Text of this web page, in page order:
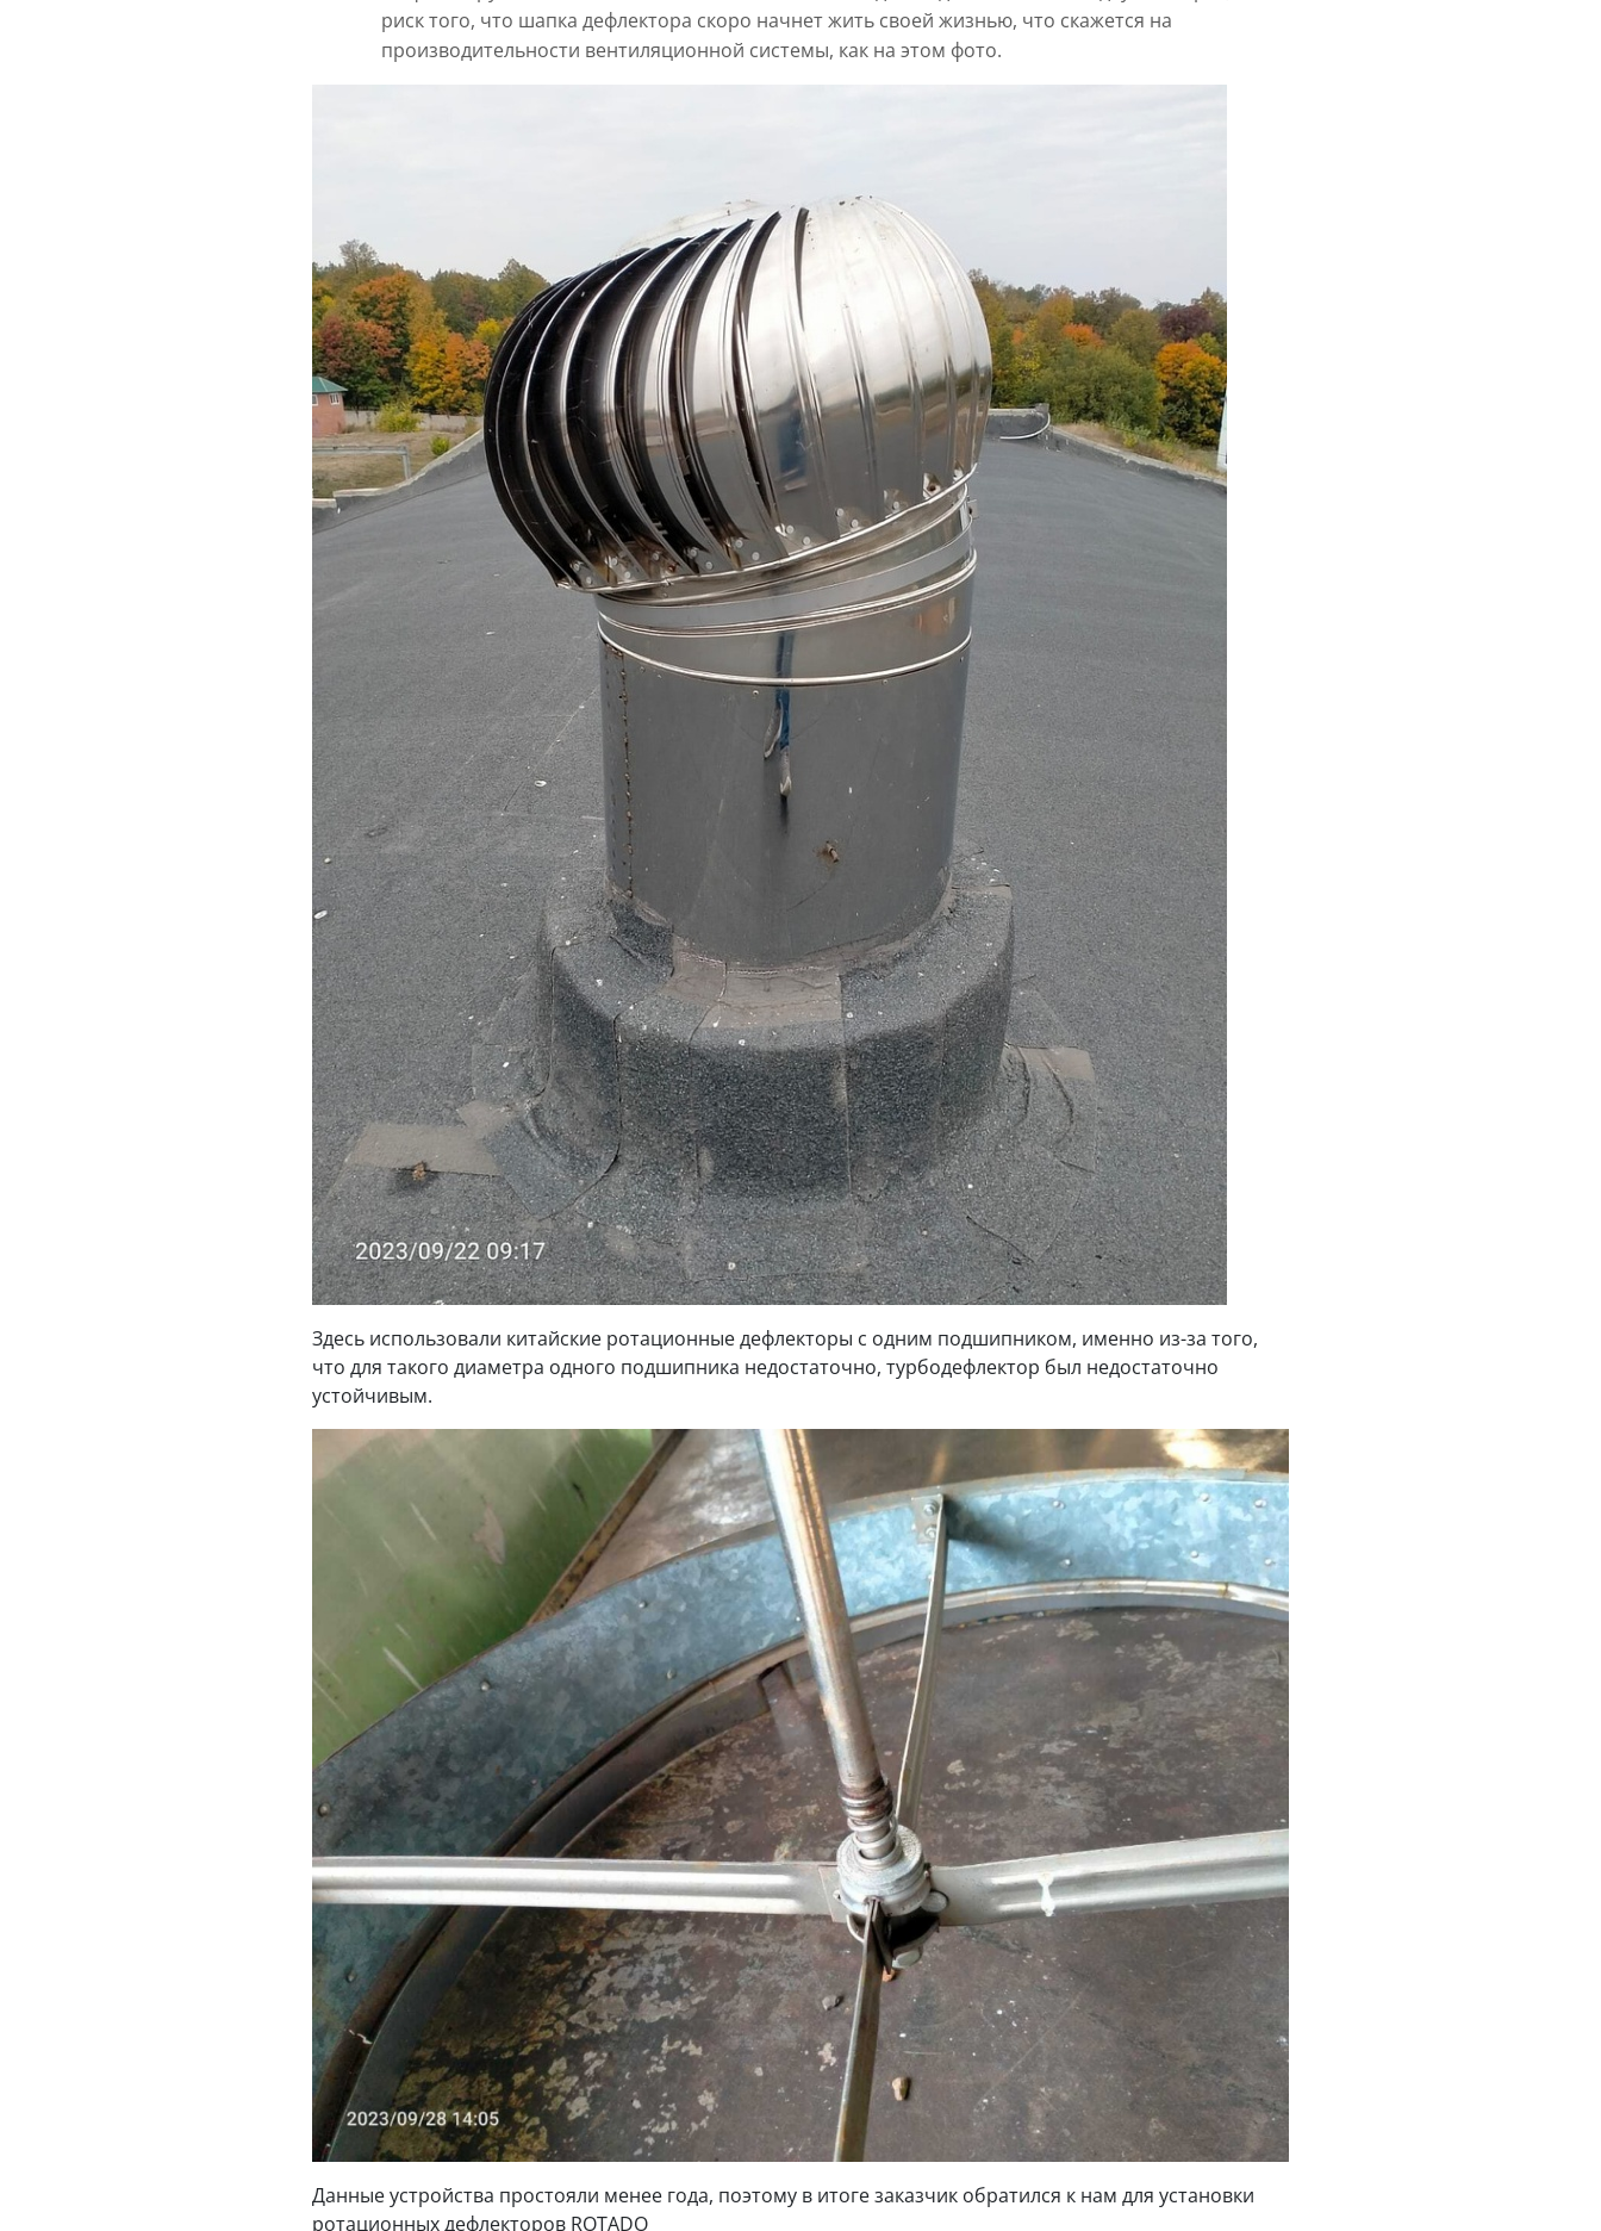
риск того, что шапка дефлектора скоро начнет жить своей жизнью, что скажется на
производительности вентиляционной системы, как на этом фото.
Здесь использовали китайские ротационные дефлекторы с одним подшипником, именно из-за того,
что для такого диаметра одного подшипника недостаточно, турбодефлектор был недостаточно
устойчивым.
Данные устройства простояли менее года, поэтому в итоге заказчик обратился к нам для установки
ротационных дефлекторов ROTADO